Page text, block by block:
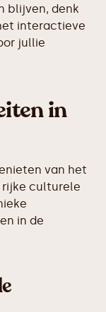
blijven, denk
interactieve
jullie
in
van het
rijke culturele
in de